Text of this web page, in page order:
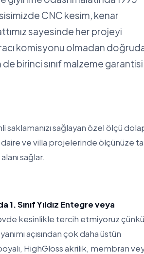
CNC kesim, kenar
sayesinde her projeyi
komisyonu olmadan
birinci sınıf malzeme garantisi
saklamanızı sağlayan özel ölçü
ve villa projelerinde ölçünüze
sağlar.
1. Sınıf Yıldız Entegre veya
kesinlikle tercih etmiyoruz çünkü
açısından çok daha üstün
HighGloss akrilik, membran